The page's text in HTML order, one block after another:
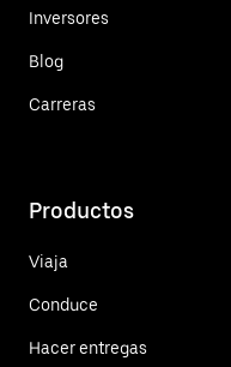
Inversores
Blog
Carreras
Productos
Viaja
Conduce
Hacer entregas